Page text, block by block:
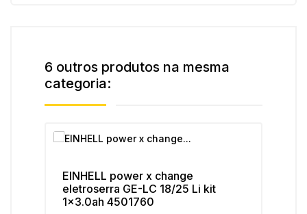
6 outros produtos na mesma
categoria:
EINHELL power x change
eletroserra GE-LC 18/25 Li kit
1x3.0ah 4501760